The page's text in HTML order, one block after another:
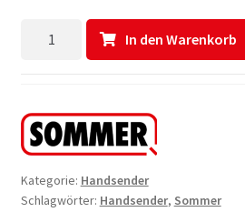
Sommer
Handsender
Classic
Menge
In den Warenkorb
Kategorie: Handsender
Schlagwörter: Handsender, Sommer